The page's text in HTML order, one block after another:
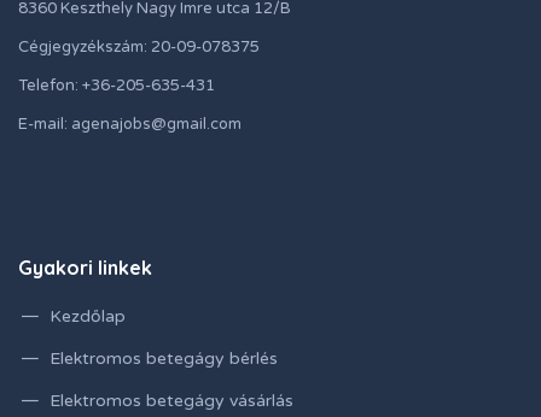
8360 Keszthely Nagy Imre utca 12/B
Cégjegyzékszám: 20-09-078375
Telefon: +36-205-635-431
E-mail: agenajobs@gmail.com
Gyakori linkek
Kezdőlap
Elektromos betegágy bérlés
Elektromos betegágy vásárlás